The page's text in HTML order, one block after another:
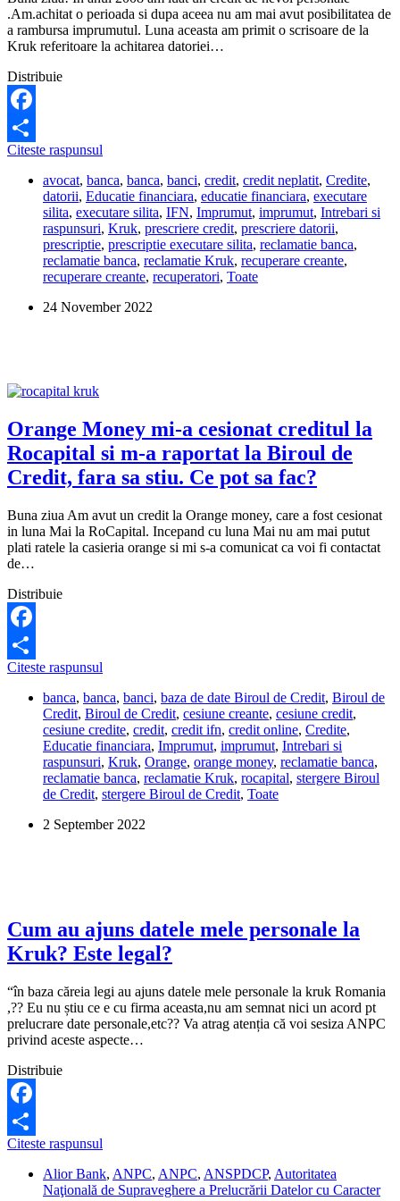
.Am.achitat o perioada si dupa aceea nu am mai avut posibilitatea de
a rambursa imprumutul. Luna aceasta am primit o scrisoare de la
Kruk referitoare la achitarea datoriei…
Distribuie
Facebook
Share
Citeste raspunsul
silit
dupa
14
ani
de
cand
am
creditul!
avocat, banca, banca, banci, credit, credit neplatit, Credite,
datorii, Educatie financiara, educatie financiara, executare
silita, executare silita, IFN, Imprumut, imprumut, Intrebari si
raspunsuri, Kruk, prescriere credit, prescriere datorii,
prescriptie, prescriptie executare silita, reclamatie banca,
reclamatie banca, reclamatie Kruk, recuperare creante,
recuperare creante, recuperatori, Toate
24 November 2022
Orange Money mi-a cesionat creditul la
Rocapital si m-a raportat la Biroul de
Credit, fara sa stiu. Ce pot sa fac?
Buna ziua Am avut un credit la Orange money, care a fost cesionat
in luna Mai la RoCapital. Incepand cu luna Mai nu am mai putut
plati ratele la casieria orange si mi s-a comunicat ca voi fi contactat
de…
Distribuie
Facebook
Share
Citeste raspunsul
mi-
a
cesionat
creditul
la
Rocapital
si
a
fara
sa
stiu.
pot
sa
fac?
banca, banca, banci, baza de date Biroul de Credit, Biroul de
Credit, Biroul de Credit, cesiune creante, cesiune credit,
cesiune credite, credit, credit ifn, credit online, Credite,
Educatie financiara, Imprumut, imprumut, Intrebari si
raspunsuri, Kruk, Orange, orange money, reclamatie banca,
reclamatie banca, reclamatie Kruk, rocapital, stergere Biroul
de Credit, stergere Biroul de Credit, Toate
2 September 2022
Cum au ajuns datele mele personale la
Kruk? Este legal?
“în baza căreia legi au ajuns datele mele personale la kruk Romania
,?? Eu nu știu ce e cu firma aceasta,nu am semnat nici un acord pt
prelucrare date personale,etc?? Va atrag atenția că voi sesiza ANPC
privind aceste aspecte…
Distribuie
Facebook
Share
Citeste raspunsul
ajuns
datele
Alior Bank, ANPC, ANPC, ANSPDCP, Autoritatea
Naţională de Supraveghere a Prelucrării Datelor cu Caracter